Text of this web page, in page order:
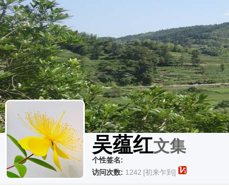
吴蕴红文集
个性签名:
访问次数: 1242 [初来乍到]